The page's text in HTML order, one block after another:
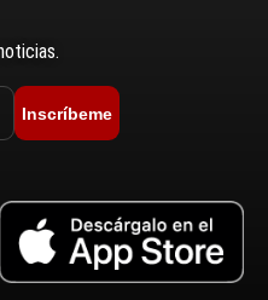
Inscríbeme